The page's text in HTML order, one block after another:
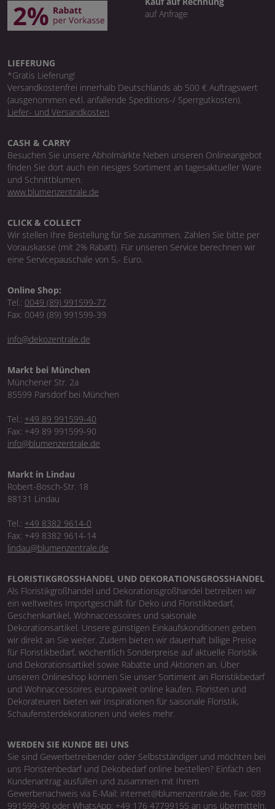
auf Anfrage
LIEFERUNG
*Gratis Lieferung!
Versandkostenfrei innerhalb Deutschlands ab 500 € Auftragswert
(ausgenommen evtl. anfallende Speditions-/ Sperrgutkosten).
Liefer- und Versandkosten
CASH & CARRY
Besuchen Sie unsere Abholmärkte Neben unseren Onlineangebot
finden Sie dort auch ein riesiges Sortiment an tagesaktueller Ware
und Schnittblumen.
www.blumenzentrale.de
CLICK & COLLECT
Wir stellen Ihre Bestellung für Sie zusammen. Zahlen Sie bitte per
Vorauskasse (mit 2% Rabatt). Für unseren Service berechnen wir
eine Servicepauschale von 5,- Euro.
Online Shop:
Tel.: 0049 (89) 991599-77
Fax: 0049 (89) 991599-39
info@dekozentrale.de
Markt bei München
Münchener Str. 2a
85599 Parsdorf bei München
Tel.: +49 89 991599-40
Fax: +49 89 991599-90
info@blumenzentrale.de
Markt in Lindau
Robert-Bosch-Str. 18
88131 Lindau
Tel.: +49 8382 9614-0
Fax: +49 8382 9614-14
lindau@blumenzentrale.de
FLORISTIKGROSSHANDEL UND DEKORATIONSGROSSHANDEL
Als Floristikgroßhandel und Dekorationsgroßhandel betreiben wir
ein weltweites Importgeschäft für Deko und Floristikbedarf,
Geschenkartikel, Wohnaccessoires und saisonale
Dekorationsartikel. Unsere günstigen Einkaufskonditionen geben
wir direkt an Sie weiter. Zudem bieten wir dauerhaft billige Preise
für Floristikbedarf, wöchentlich Sonderpreise auf aktuelle Floristik
und Dekorationsartikel sowie Rabatte und Aktionen an. Über
unseren Onlineshop können Sie unser Sortiment an Floristikbedarf
und Wohnaccessoires europaweit online kaufen. Floristen und
Dekorateuren bieten wir Inspirationen für saisonale Floristik,
Schaufensterdekorationen und vieles mehr.
WERDEN SIE KUNDE BEI UNS
Sie sind Gewerbetreibender oder Selbstständiger und möchten bei
uns Floristenbedarf und Dekobedarf online bestellen? Einfach den
Kundenantrag ausfüllen und zusammen mit Ihrem
Gewerbenachweis via E-Mail: internet@blumenzentrale.de, Fax: 089
991599-90 oder WhatsApp: +49 176 47799155 an uns übermitteln.